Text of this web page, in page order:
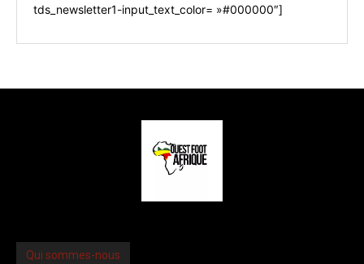
tds_newsletter1-input_text_color= »#000000″]
Qui sommes-nous